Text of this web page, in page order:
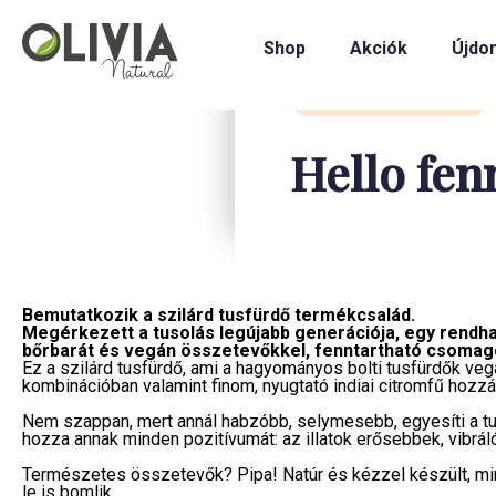
Shop Akciók
Hello
Bemutatkozik a szilárd tusfürdő termékcsalád.
Megérkezett a tusolás legújabb generációja, egy
bőrbarát és vegán összetevőkkel, fenntartható
Ez a szilárd tusfürdő, ami a hagyományos bolti tusfürdők
kombinációban valamint finom, nyugtató indiai citromfű
Nem szappan, mert annál habzóbb, selymesebb, egyesíti
hozza annak minden pozitívumát: az illatok erősebbek,
Természetes összetevők? Pipa! Natúr és kézzel készült,